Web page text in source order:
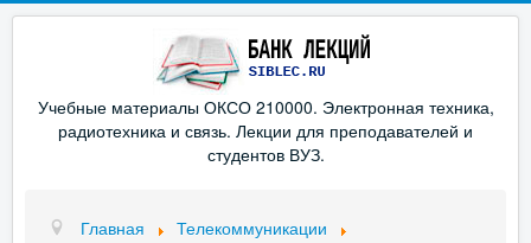
Учебные материалы ОКСО 210000. Электронная техника,
радиотехника и связь. Лекции для преподавателей и
студентов ВУЗ.
Главная Телекоммуникации